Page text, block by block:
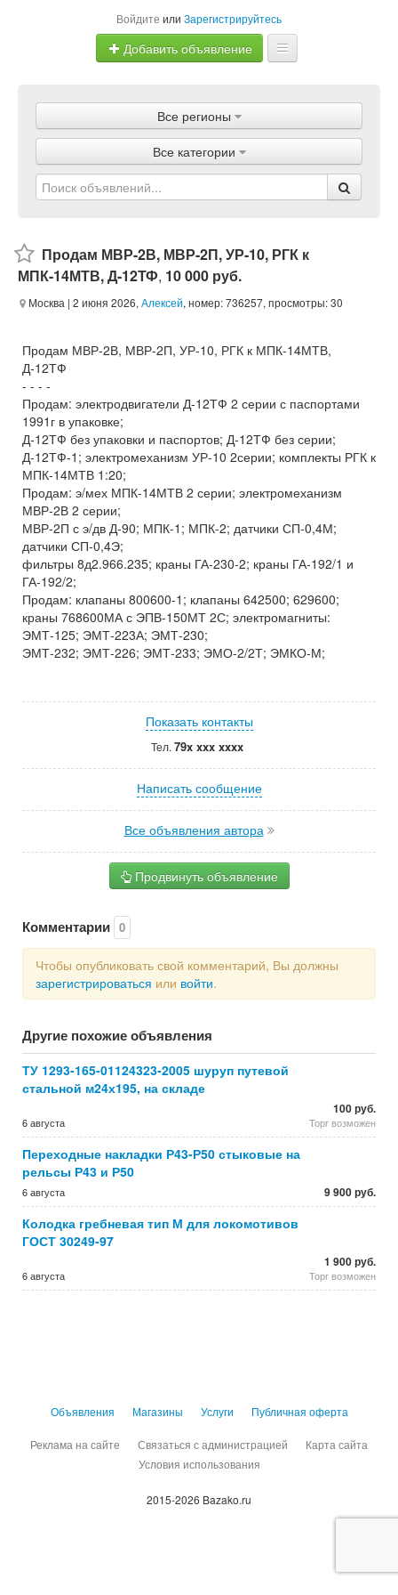
Войдите или Зарегистрируйтесь
Добавить объявление
Объявления
Магазины
Услуги
Все регионы
Все категории
Продам МВР-2В, МВР-2П, УР-10, РГК к
МПК-14МТВ, Д-12ТФ, 10 000 руб.
Москва | 2 июня 2026, Алексей, номер: 736257, просмотры: 30
Продам МВР-2В, МВР-2П, УР-10, РГК к МПК-14МТВ,
Д-12ТФ
- - - -
Продам: электродвигатели Д-12ТФ 2 серии с паспортами
1991г в упаковке;
Д-12ТФ без упаковки и паспортов; Д-12ТФ без серии;
Д-12ТФ-1; электромеханизм УР-10 2серии; комплекты РГК к
МПК-14МТВ 1:20;
Продам: э/мех МПК-14МТВ 2 серии; электромеханизм
МВР-2В 2 серии;
МВР-2П с э/дв Д-90; МПК-1; МПК-2; датчики СП-0,4М;
датчики СП-0,4Э;
фильтры 8д2.966.235; краны ГА-230-2; краны ГА-192/1 и
ГА-192/2;
Продам: клапаны 800600-1; клапаны 642500; 629600;
краны 768600МА с ЭПВ-150МТ 2С; электромагниты:
ЭМТ-125; ЭМТ-223А; ЭМТ-230;
ЭМТ-232; ЭМТ-226; ЭМТ-233; ЭМО-2/2Т; ЭМКО-М;
Показать контакты
Тел. 79x xxx xxxx
Написать сообщение
Все объявления автора
Продвинуть объявление
Комментарии 0
Чтобы опубликовать свой комментарий, Вы должны
зарегистрироваться или войти.
Другие похожие объявления
ТУ 1293-165-01124323-2005 шуруп путевой
стальной м24х195, на складе
6 августа
100 руб.
Торг возможен
Переходные накладки Р43-Р50 стыковые на
рельсы Р43 и Р50
6 августа 9 900 руб.
Колодка гребневая тип М для локомотивов
ГОСТ 30249-97
6 августа
1 900 руб.
Торг возможен
Объявления Магазины Услуги Публичная оферта
Реклама на сайте Связаться с администрацией
Карта сайта
Условия использования
2015-2026 Bazako.ru